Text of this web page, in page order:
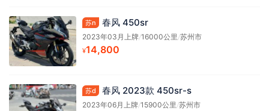
苏n 春风 450sr
2023年03月上牌/16000公里/苏州市
¥14,800
苏d 春风 2023款 450sr-s
2023年06月上牌/15900公里/苏州市